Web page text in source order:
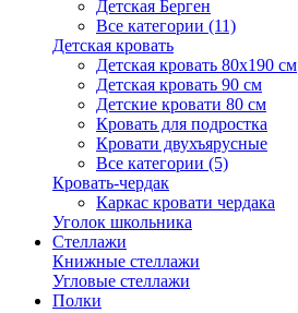
Детская Берген
Все категории (11)
Детская кровать
Детская кровать 80х190 см
Детская кровать 90 см
Детские кровати 80 см
Кровать для подростка
Кровати двухъярусные
Все категории (5)
Кровать-чердак
Каркас кровати чердака
Уголок школьника
Стеллажи
Книжные стеллажи
Угловые стеллажи
Полки